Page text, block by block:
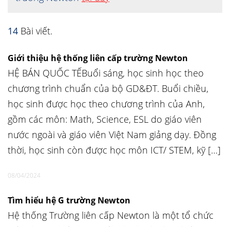
14 Bài viết.
Giới thiệu hệ thống liên cấp trường Newton
HỆ BÁN QUỐC TẾBuổi sáng, học sinh học theo
chương trình chuẩn của bộ GD&ĐT. Buổi chiều,
học sinh được học theo chương trình của Anh,
gồm các môn: Math, Science, ESL do giáo viên
nước ngoài và giáo viên Việt Nam giảng dạy. Đồng
thời, học sinh còn được học môn ICT/ STEM, kỹ […]
08/04/2024
Tìm hiểu hệ G trường Newton
Hệ thống Trường liên cấp Newton là một tổ chức